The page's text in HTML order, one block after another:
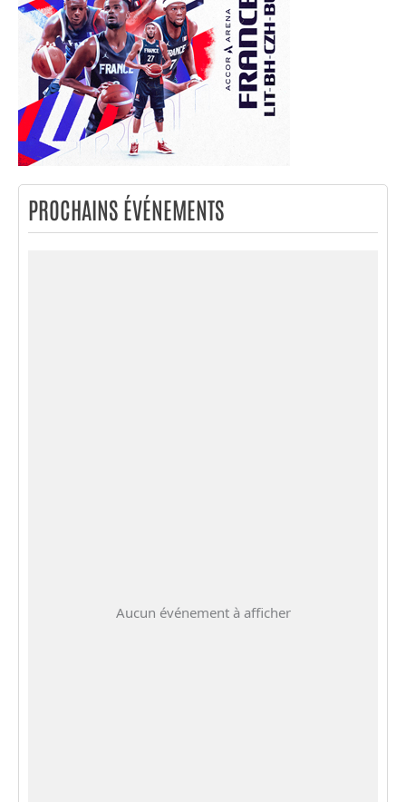
PROCHAINS ÉVÉNEMENTS
Aucun événement à afficher